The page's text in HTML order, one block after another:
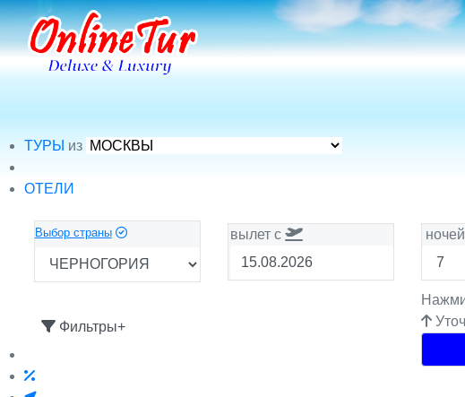
ТУРЫ из
ОТЕЛИ
Выбор страны вылет c ночей
Фильтры+